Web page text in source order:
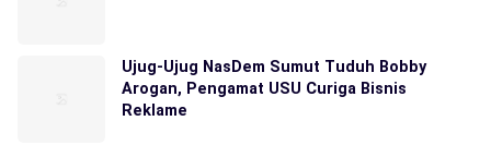
Ujug-Ujug NasDem Sumut Tuduh Bobby
Arogan, Pengamat USU Curiga Bisnis
Reklame